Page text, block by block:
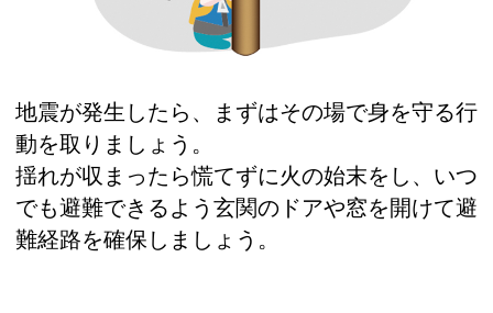
地震が発生したら、まずはその場で身を守る行
動を取りましょう。
揺れが収まったら慌てずに火の始末をし、いつ
でも避難できるよう玄関のドアや窓を開けて避
難経路を確保しましょう。